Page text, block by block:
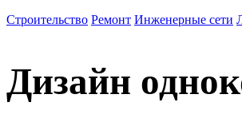
Строительство Ремонт Инженерные сети
Дизайн